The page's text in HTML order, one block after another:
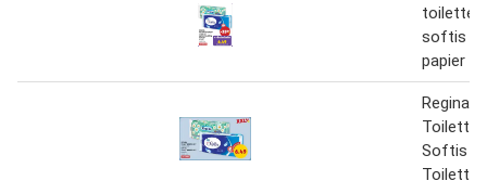
softis
papier
Regina
Softis